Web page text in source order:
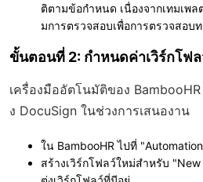
ติตามข้อกำหนด เนื่องจากเทมเพ
มการตรวจสอบเพื่อการตรวจสอบ
ขั้นตอนที่ 2: กำหนดค่าเวิร์กโฟล
เครื่องมืออัตโนมัติของ
ง DocuSign ในช่วงการเสนองาน
ใน BambooHR ไปที่
สร้างเวิร์กโฟลว์ใหม่สำหรับ